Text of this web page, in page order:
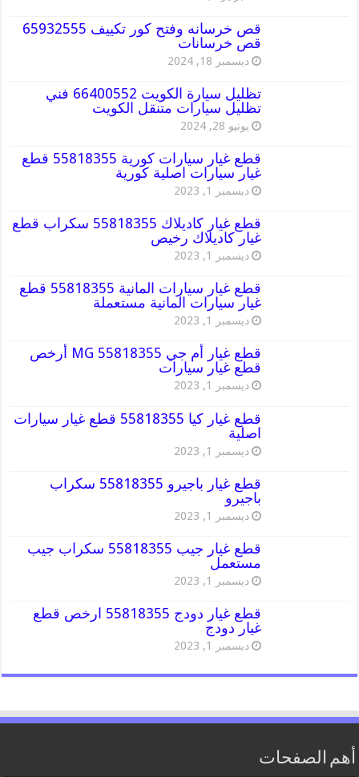
قص خرسانه وفتح كور تكييف 65932555
قص خرسانات
ديسمبر 18, 2024
تظليل سيارة الكويت 66400552 فني
تظليل سيارات متنقل الكويت
يونيو 28, 2024
قطع غيار سيارات كورية 55818355 قطع
غيار سيارات اصلية كورية
ديسمبر 1, 2023
قطع غيار كاديلاك 55818355 سكراب قطع
غيار كاديلاك رخيص
ديسمبر 1, 2023
قطع غيار سيارات المانية 55818355 قطع
غيار سيارات المانية مستعملة
ديسمبر 1, 2023
قطع غيار أم جي MG 55818355 أرخص
قطع غيار سيارات
ديسمبر 1, 2023
قطع غيار كيا 55818355 قطع غيار سيارات
اصلية
ديسمبر 1, 2023
قطع غيار باجيرو 55818355 سكراب
باجيرو
ديسمبر 1, 2023
قطع غيار جيب 55818355 سكراب جيب
مستعمل
ديسمبر 1, 2023
قطع غيار دودج 55818355 ارخص قطع
غيار دودج
ديسمبر 1, 2023
أهم الصفحات